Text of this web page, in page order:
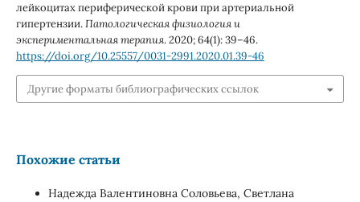
лейкоцитах периферической крови при артериальной
гипертензии.Патологическая физиология и
экспериментальная терапия. 2020; 64(1): 39–46.
https://doi.org/10.25557/0031-2991.2020.01.39-46
Другие форматы библиографических ссылок
Похожие статьи
Надежда Валентиновна Соловьева, Светлана